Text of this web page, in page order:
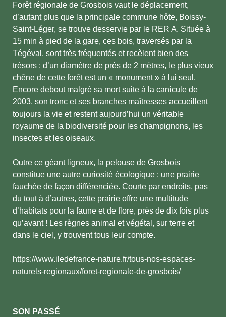
Forêt régionale de Grosbois vaut le déplacement,
d’autant plus que la principale commune hôte, Boissy-
Saint-Léger, se trouve desservie par le RER A. Située à
15 min à pied de la gare, ces bois, traversés par la
Tégéval, sont très fréquentés et recèlent bien des
trésors : d’un diamètre de près de 2 mètres, le plus vieux
chêne de cette forêt est un « monument » à lui seul.
Encore debout malgré sa mort suite à la canicule de
2003, son tronc et ses branches maîtresses accueillent
toujours la vie et restent aujourd’hui un véritable
royaume de la biodiversité pour les champignons, les
insectes et les oiseaux.
Outre ce géant ligneux, la pelouse de Grosbois
constitue une autre curiosité écologique : une prairie
fauchée de façon différenciée. Courte par endroits, pas
du tout à d’autres, cette prairie offre une multitude
d’habitats pour la faune et de flore, près de dix fois plus
qu’avant ! Les règnes animal et végétal, sur terre et
dans le ciel, y trouvent tous leur compte.
https://www.iledefrance-nature.fr/tous-nos-espaces-
naturels-regionaux/foret-regionale-de-grosbois/
SON PASSÉ